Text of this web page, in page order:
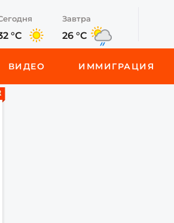
°C
Завтра
26 °C
ВИДЕО ИММИГРАЦИЯ